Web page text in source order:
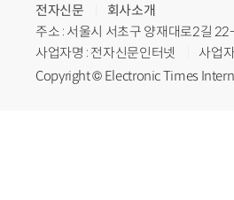
전자신문
회사소개
주소 : 서울시 서초구 양재대로2길
사업자명 : 전자신문인터넷
사업
Copyright © Electronic Times